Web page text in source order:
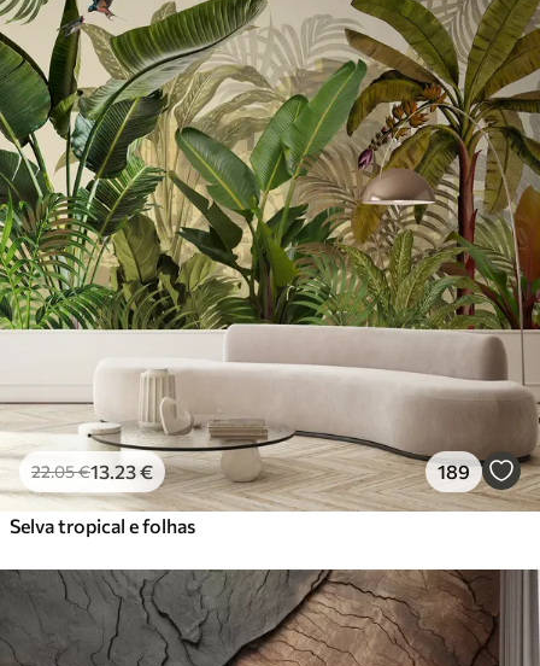
22.05€13 .23€ 189
Selva tropical e folhas